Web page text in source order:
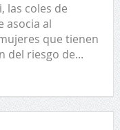
las coles de
asocia al
que tienen
del riesgo de...